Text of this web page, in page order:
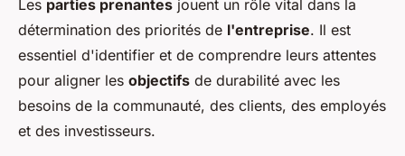
Les parties prenantes jouent un rôle vital dans la
détermination des priorités de l'entreprise. Il est
essentiel d'identifier et de comprendre leurs attentes
pour aligner les objectifs de durabilité avec les
besoins de la communauté, des clients, des employés
et des investisseurs.